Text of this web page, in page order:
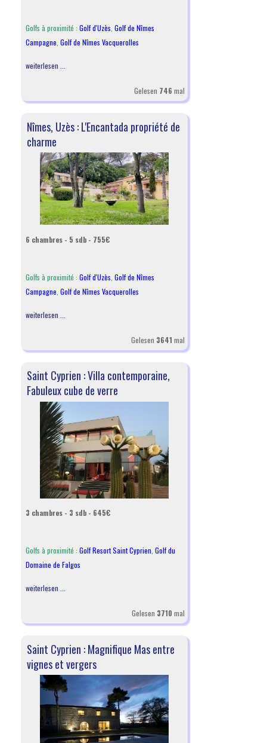
Golfs à proximité : Golf d'Uzès, Golf de Nîmes
Campagne, Golf de Nîmes Vacquerolles
weiterlesen ...
Gelesen 746 mal
Nîmes, Uzès : L'Encantada propriété de
charme
6 chambres - 5 sdb - 755€
Golfs à proximité : Golf d'Uzès Golf de Nîmes
Campagne Golf de Nîmes Vacquerolles
weiterlesen ...
Gelesen 3641 mal
Saint Cyprien : Villa contemporaine,
Fabuleux cube de verre
3 chambres - 3 sdb - 645€
Golfs à proximité : Golf Resort Saint Cyprien, Golf du
Domaine de Falgos
weiterlesen ...
Gelesen 3710 mal
Saint Cyprien : Magnifique Mas entre
vignes et vergers